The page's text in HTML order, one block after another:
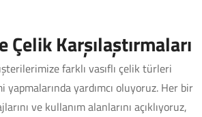
Çelik Karşılaştırmaları
farklı vasıflı çelik türleri
yapmalarında yardımcı oluyoruz. Her bir
ve kullanım alanlarını açıklıyoruz,